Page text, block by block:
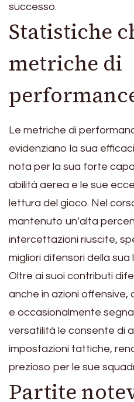
successo.
Statistiche
metriche di
Le metriche di
evidenziano la sua
nota per la sua forte
abilità aerea e le sue
lettura del gioco. Nel
mantenuto un’alta
intercettazioni riuscite,
migliori difensori della sua
Oltre ai suoi contributi
anche in azioni
e occasionalmente
versatilità le consente di
impostazioni tattiche,
prezioso per le sue
Partite